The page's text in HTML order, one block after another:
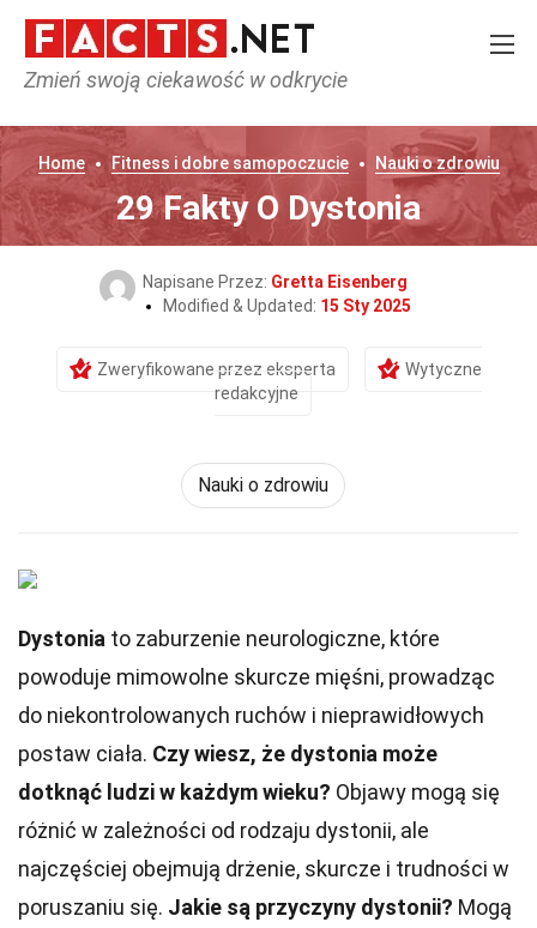
Zmień swoją ciekawość w odkrycie
Home Fitness i dobre samopoczucie Nauki o zdrowiu
29 Fakty O Dystonia
Napisane Przez: Gretta Eisenberg
Modified & Updated: 15 Sty 2025
Zweryfikowane przez eksperta
Wytyczne
redakcyjne
Nauki o zdrowiu
Dystonia to zaburzenie neurologiczne, które
powoduje mimowolne skurcze mięśni, prowadząc
do niekontrolowanych ruchów i nieprawidłowych
postaw ciała. Czy wiesz, że dystonia może
dotknąć ludzi w każdym wieku? Objawy mogą się
różnić w zależności od rodzaju dystonii, ale
najczęściej obejmują drżenie, skurcze i trudności w
poruszaniu się. Jakie są przyczyny dystonii? Mogą